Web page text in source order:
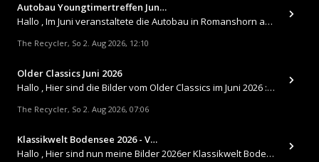
Autobau Youngtimertreffen Jun…
Hallo , Im Juni veranstaltete die Autobau in Romanshorn auf ihrem Gelände ein kleines Youngtimertreffen : https://up.
The Recycler, So 2. Aug 2026, 12:10
Older Classics Juni 2026
​Hallo , Hier sind die Bilder vom Older Classics im Juni 2026 : https://up.picr.de/51155940wd.jpg https://up.pic
The Recycler, So 2. Aug 2026, 07:06
Klassikwelt Bodensee 2026 - V…
Hallo , Hier sind nun meine Bilder 2026er Klassikwelt Bodensee 😀 https://up.picr.de/51125547rb.jpg https://up.pi